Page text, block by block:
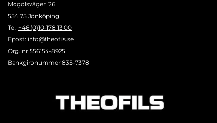
Mogölsvägen 26
554 75 Jönköping
Tel: +46 (0)10-178 13 00
Epost: info@theofils.se
Org. nr 556154-8925
Bankgironummer 835-7378